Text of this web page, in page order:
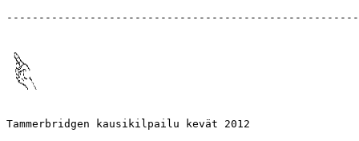
Tammerbridgen kausikilpailu kevät 2012